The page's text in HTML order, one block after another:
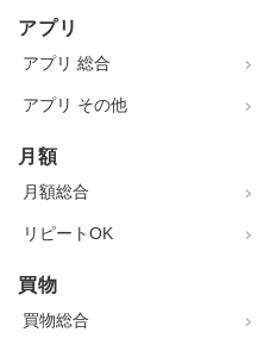
アプリ
アプリ 総合
アプリ その他
月額
月額総合
リピートOK
買物
買物総合